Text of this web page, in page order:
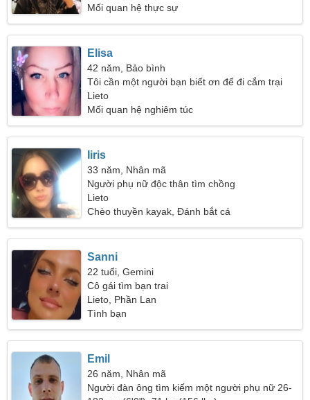
Mối quan hệ thực sự
Elisa
42 năm, Bảo bình
Tôi cần một người bạn biết ơn để đi cắm trại
cùng nhau
Lieto
Mối quan hệ nghiêm túc
Iiris
33 năm, Nhân mã
Người phụ nữ độc thân tìm chồng
Lieto
Chèo thuyền kayak, Đánh bắt cá
Sanni
22 tuổi, Gemini
Cô gái tìm bạn trai
Lieto, Phần Lan
Tình bạn
Emil
26 năm, Nhân mã
Người đàn ông tìm kiếm một người phụ nữ 26-